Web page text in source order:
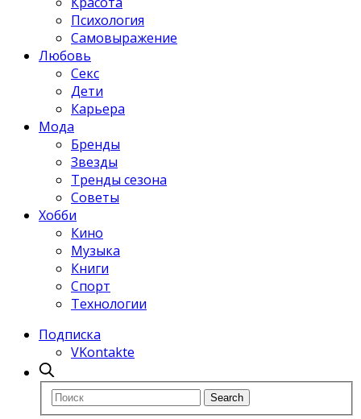
Психология
Самовыражение
Любовь
Секс
Дети
Карьера
Мода
Бренды
Звезды
Тренды сезона
Советы
Хобби
Кино
Музыка
Книги
Спорт
Технологии
Подписка
VKontakte